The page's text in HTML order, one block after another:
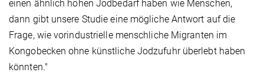
einen ähnlich hohen Jodbedarf haben wie Menschen,
dann gibt unsere Studie eine mögliche Antwort auf die
Frage, wie vorindustrielle menschliche Migranten im
Kongobecken ohne künstliche Jodzufuhr überlebt haben
könnten."